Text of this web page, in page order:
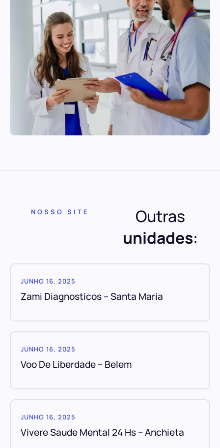
NOSSO SITE
Outras
unidades:
JUNHO 16, 2025
Zami Diagnosticos – Santa Maria
JUNHO 16, 2025
Voo De Liberdade – Belem
JUNHO 16, 2025
Vivere Saude Mental 24 Hs – Anchieta